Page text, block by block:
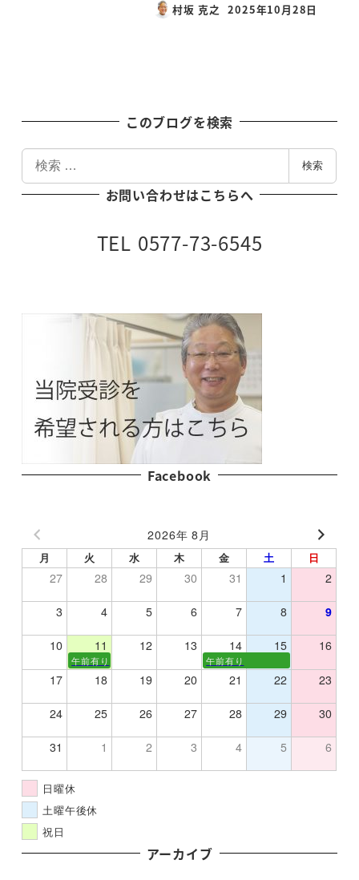
村坂 克之
投稿日
2025年10月28日
このブログを検索
検
索
検索
お問い合わせはこちらへ
TEL 0577-73-6545
Facebook
2026年 8月
月 火 水 木 金 土 日
27 28 29 30 31 1 2
3 4 5 6 7 8 9
10 11 12 13 14 15 16
午前有り 午前有り
17 18 19 20 21 22 23
24 25 26 27 28 29 30
31 1 2 3 4 5 6
日曜休
土曜午後休
祝日
アーカイブ